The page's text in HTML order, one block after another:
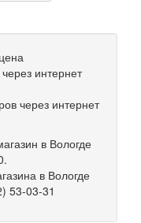
интернет
через интернет
в Вологде
в Вологде
53-03-31